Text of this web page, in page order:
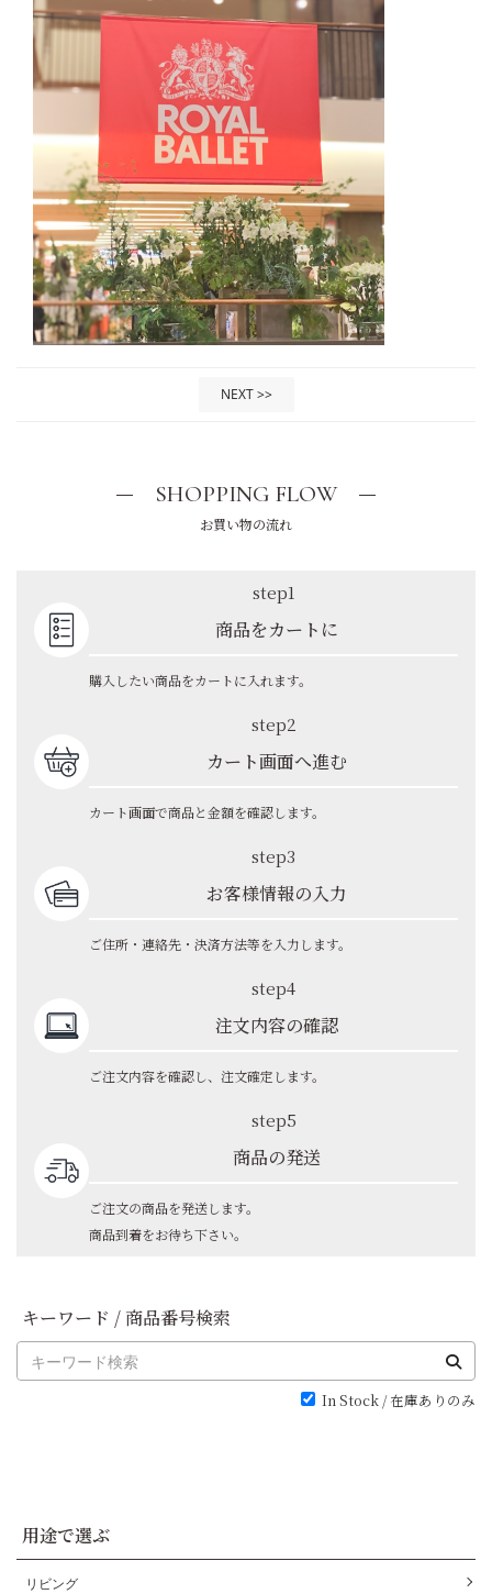
NEXT >>
SHOPPING FLOW
お買い物の流れ
step1
商品をカートに
購入したい商品をカートに入れます。
step2
カート画面へ進む
カート画面で商品と金額を確認します。
step3
お客様情報の入力
ご住所・連絡先・決済方法等を入力します。
step4
注文内容の確認
ご注文内容を確認し、注文確定します。
step5
商品の発送
ご注文の商品を発送します。
商品到着をお待ち下さい。
キーワード / 商品番号検索
In Stock / 在庫ありのみ
用途で選ぶ
リビング